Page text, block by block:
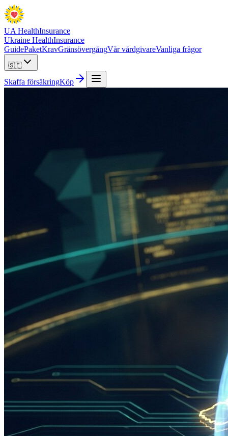
UA HealthInsurance
Ukraine HealthInsurance
GuidePaketKravGränsövergångVår vårdgivareVanliga frågor
🇸🇪
Skaffa försäkringKöp